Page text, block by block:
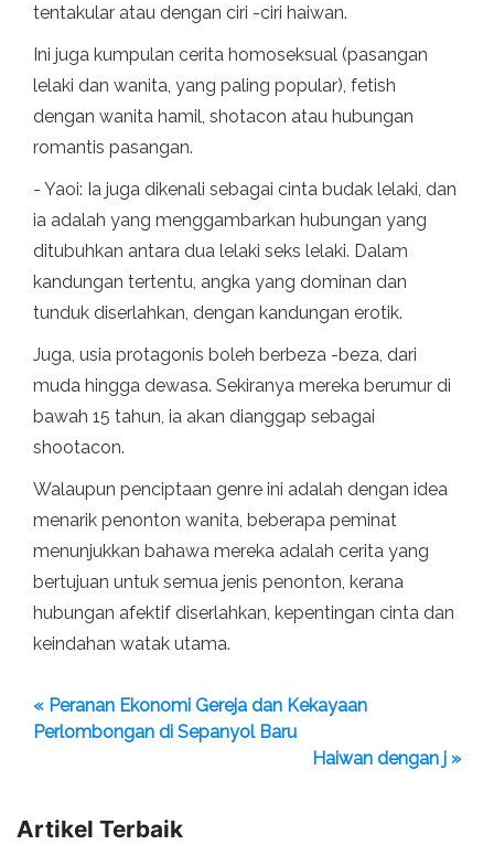
tentakular atau dengan ciri -ciri haiwan.
Ini juga kumpulan cerita homoseksual (pasangan
lelaki dan wanita, yang paling popular), fetish
dengan wanita hamil, shotacon atau hubungan
romantis pasangan.
- Yaoi: Ia juga dikenali sebagai cinta budak lelaki, dan
ia adalah yang menggambarkan hubungan yang
ditubuhkan antara dua lelaki seks lelaki. Dalam
kandungan tertentu, angka yang dominan dan
tunduk diserlahkan, dengan kandungan erotik.
Juga, usia protagonis boleh berbeza -beza, dari
muda hingga dewasa. Sekiranya mereka berumur di
bawah 15 tahun, ia akan dianggap sebagai
shootacon.
Walaupun penciptaan genre ini adalah dengan idea
menarik penonton wanita, beberapa peminat
menunjukkan bahawa mereka adalah cerita yang
bertujuan untuk semua jenis penonton, kerana
hubungan afektif diserlahkan, kepentingan cinta dan
keindahan watak utama.
« Peranan Ekonomi Gereja dan Kekayaan
Perlombongan di Sepanyol Baru
Haiwan dengan j »
Artikel Terbaik